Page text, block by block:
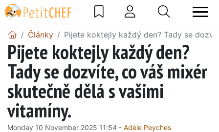
Články Pijete koktejly každý den? Tady se
Pijete koktejly každý den?
Tady se dozvíte, co váš mixér
skutečně dělá s vašimi
vitamíny.
Monday 10 November 2025 11:54 - Adèle Peyches